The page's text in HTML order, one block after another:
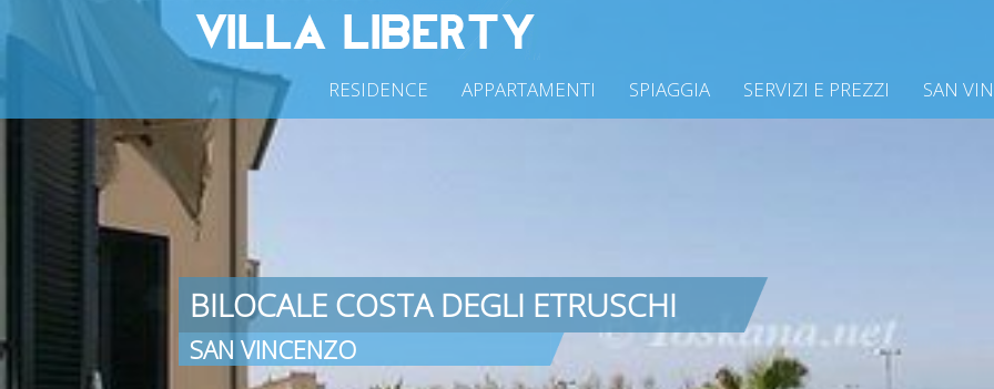
SAN
SERVIZI E PREZZI
SPIAGGIA
APPARTAMENTI
RESIDENCE
BILOCALE COSTA DEGLI ETRUSCHI
SAN VINCENZO